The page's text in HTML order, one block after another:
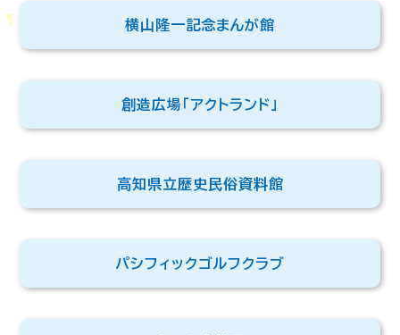
横山隆一記念まんが館
創造広場「アクトランド」
高知県立歴史民俗資料館
パシフィックゴルフクラブ